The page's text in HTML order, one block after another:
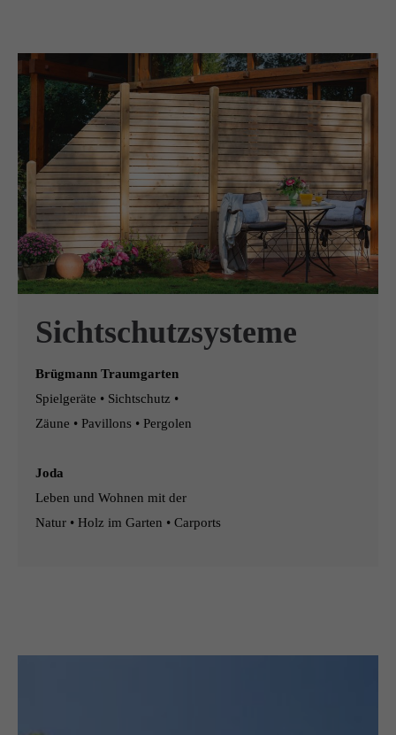
Sichtschutzsysteme
Brügmann Traumgarten
Spielgeräte • Sichtschutz •
Zäune • Pavillons • Pergolen
Joda
Leben und Wohnen mit der
Natur • Holz im Garten • Carports